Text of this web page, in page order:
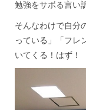
勉強をサボる言い
そんなわけで自分
っている」「フレ
いてくる！はず！